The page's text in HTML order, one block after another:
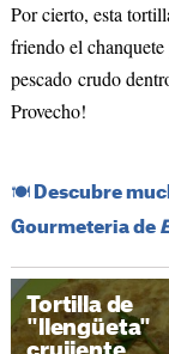
Por cierto, esta
friendo el
pescado crudo
Provecho!
​🍽️​ Descubre
Gourmeteria de
Tortilla de
"llengüeta"